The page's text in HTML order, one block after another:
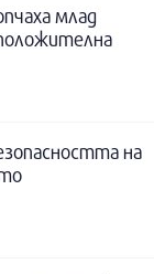
млад
на